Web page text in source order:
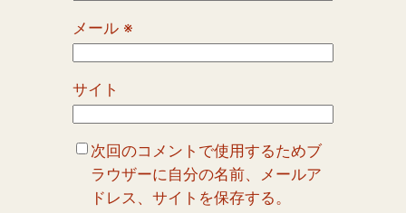
メール ※
サイト
次回のコメントで使用するためブ
ラウザーに自分の名前、メールア
ドレス、サイトを保存する。